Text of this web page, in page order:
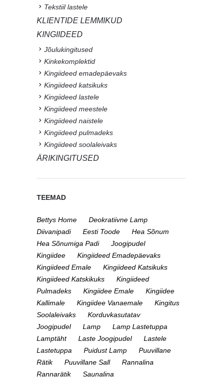
Tekstiil lastele
KLIENTIDE LEMMIKUD
KINGIIDEED
Jõulukingitused
Kinkekomplektid
Kingiideed emadepäevaks
Kingiideed katsikuks
Kingiideed lastele
Kingiideed meestele
Kingiideed naistele
Kingiideed pulmadeks
Kingiideed soolaleivaks
ÄRIKINGITUSED
TEEMAD
Bettys Home
Deokratiivne Lamp
Diivanipadi
Eesti Toode
Hea Sõnum
Hea Sõnumiga Padi
Joogipudel
Kingiidee
Kingiideed Emadepäevaks
Kingiideed Emale
Kingiideed Katsikuks
Kingiideed Katskikuks
Kingiideed
Pulmadeks
Kingiidee Emale
Kingiidee
Kallimale
Kingiidee Vanaemale
Kingitus
Soolaleivaks
Korduvkasutatav
Joogipudel
Lamp
Lamp Lastetuppa
Lamptäht
Laste Joogipudel
Lastele
Lastetuppa
Puidust Lamp
Puuvillane
Rätik
Puuvillane Sall
Rannalina
Rannarätik
Saunalina